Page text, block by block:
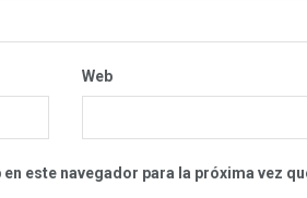
Web
este navegador para la próxima vez